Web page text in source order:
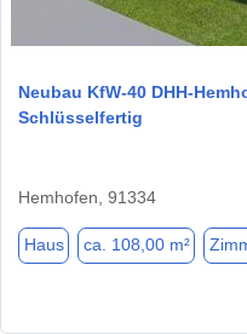
Neubau KfW-40 DHH-
Schlüsselfertig
Hemhofen, 91334
Haus ca. 108,00 m²